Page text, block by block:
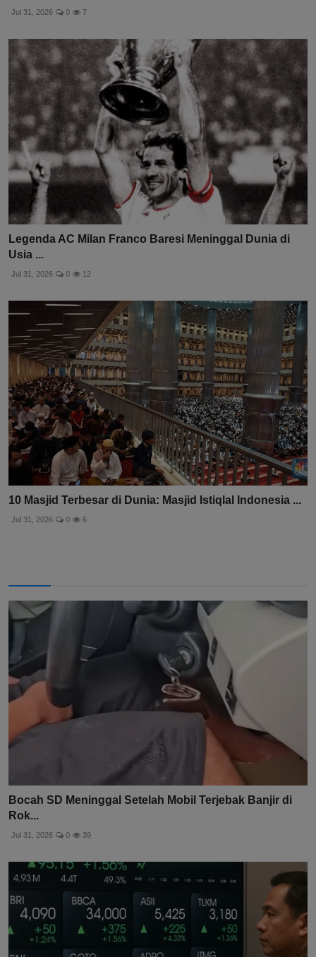
Jul 31, 2026 0 7
Legenda AC Milan Franco Baresi Meninggal Dunia di
Usia ...
Jul 31, 2026 0 12
10 Masjid Terbesar di Dunia: Masjid Istiqlal Indonesia ...
Jul 31, 2026 0 6
Bocah SD Meninggal Setelah Mobil Terjebak Banjir di
Rok...
Jul 31, 2026 0 39